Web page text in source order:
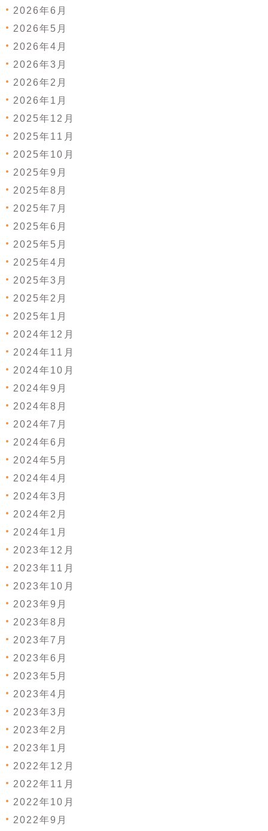
2026年6月
2026年5月
2026年4月
2026年3月
2026年2月
2026年1月
2025年12月
2025年11月
2025年10月
2025年9月
2025年8月
2025年7月
2025年6月
2025年5月
2025年4月
2025年3月
2025年2月
2025年1月
2024年12月
2024年11月
2024年10月
2024年9月
2024年8月
2024年7月
2024年6月
2024年5月
2024年4月
2024年3月
2024年2月
2024年1月
2023年12月
2023年11月
2023年10月
2023年9月
2023年8月
2023年7月
2023年6月
2023年5月
2023年4月
2023年3月
2023年2月
2023年1月
2022年12月
2022年11月
2022年10月
2022年9月